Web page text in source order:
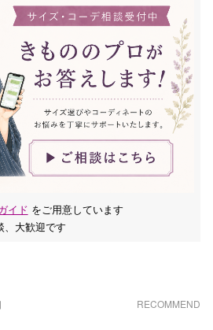
イド をご用意しています
、大歓迎です
RECOMMEND